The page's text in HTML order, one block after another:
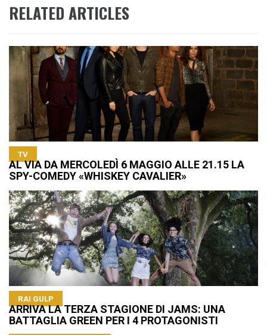
RELATED ARTICLES
TV
AL VIA DA MERCOLEDÌ 6 MAGGIO ALLE 21.15 LA
SPY-COMEDY «WHISKEY CAVALIER»
RAI GULP
ARRIVA LA TERZA STAGIONE DI JAMS: UNA
BATTAGLIA GREEN PER I 4 PROTAGONISTI